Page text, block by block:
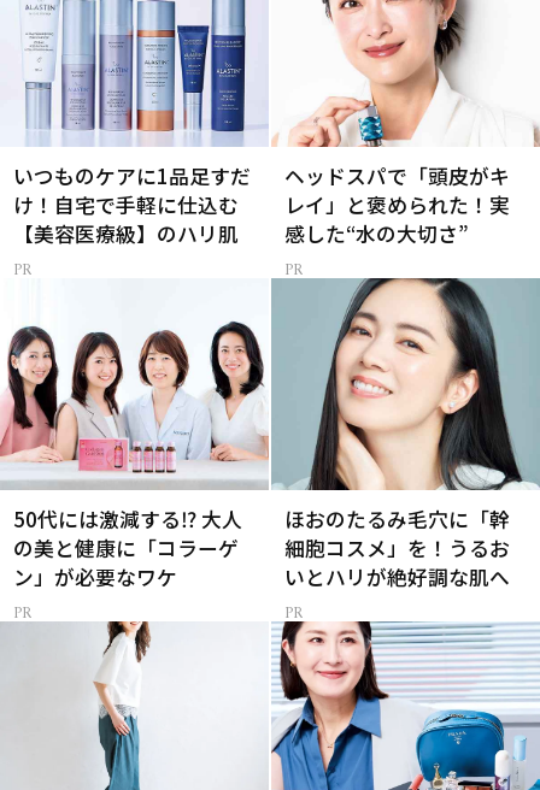
いつものケアに1品足すだ
け！自宅で手軽に仕込む
【美容医療級】のハリ肌
ヘッドスパで「頭皮がキ
レイ」と褒められた！実
感した“水の大切さ”
50代には激減する⁉ 大人
の美と健康に「コラーゲ
ン」が必要なワケ
ほおのたるみ毛穴に「幹
細胞コスメ」を！うるお
いとハリが絶好調な肌へ